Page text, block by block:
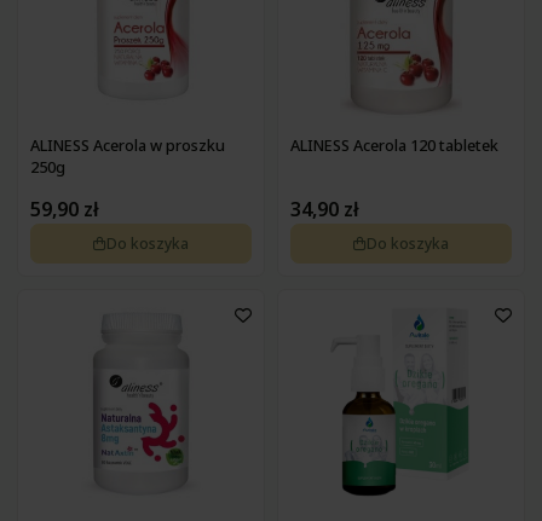
ALINESS Acerola w proszku
250g
59,90 zł
Do koszyka
ALINESS Acerola 120 tabletek
34,90 zł
Do koszyka